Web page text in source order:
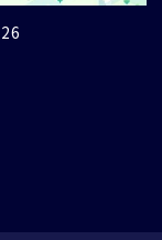
環境イノベーション